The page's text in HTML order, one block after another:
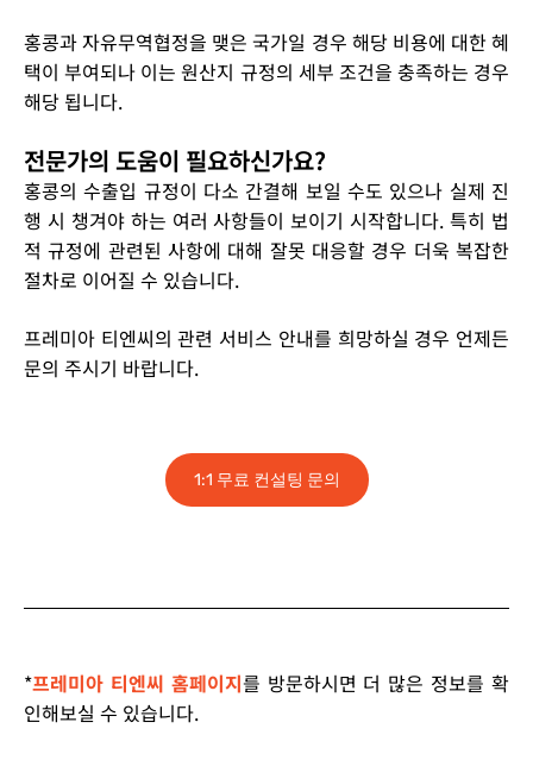
홍콩과 자유무역협정을 맺은 국가일 경우 해당 비용에 대한 혜
택이 부여되나 이는 원산지 규정의 세부 조건을 충족하는 경우
해당 됩니다.
전문가의 도움이 필요하신가요?
홍콩의 수출입 규정이 다소 간결해 보일 수도 있으나 실제 진
행 시 챙겨야 하는 여러 사항들이 보이기 시작합니다. 특히 법
적 규정에 관련된 사항에 대해 잘못 대응할 경우 더욱 복잡한
절차로 이어질 수 있습니다.
프레미아 티엔씨의 관련 서비스 안내를 희망하실 경우 언제든
문의 주시기 바랍니다.
1:1 무료 컨설팅 문의
*프레미아 티엔씨 홈페이지를 방문하시면 더 많은 정보를 확
인해보실 수 있습니다.